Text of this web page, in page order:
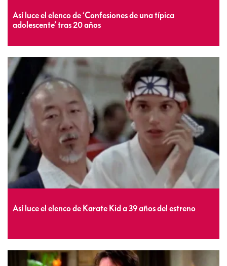
Así luce el elenco de ‘Confesiones de una típica
adolescente’ tras 20 años
Así luce el elenco de Karate Kid a 39 años del estreno